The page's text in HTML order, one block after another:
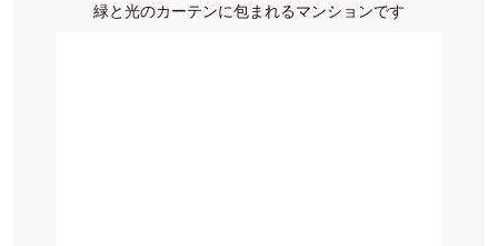
緑と光のカーテンに包まれるマンションです